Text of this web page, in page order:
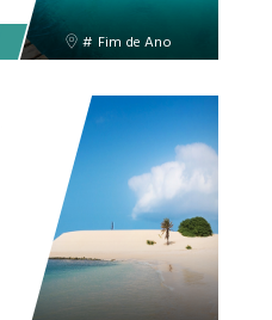
# Fim de Ano